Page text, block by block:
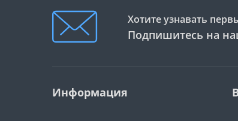
Серия 122: Твердосплавные
двухзаходные фрезы KARCAN
Хотите узнавать
Подпишитесь на
Информация